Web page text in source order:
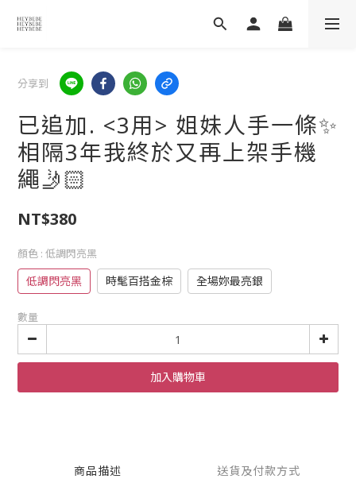
分享到
已追加. <3用> 姐妹人手一條✨
相隔3年我終於又再上架手機
繩🤳🏻
NT$380
顏色 : 低調閃亮黑
低調閃亮黑 時髦百搭金棕 全場妳最亮銀
數量
加入購物車
商品描述 送貨及付款方式